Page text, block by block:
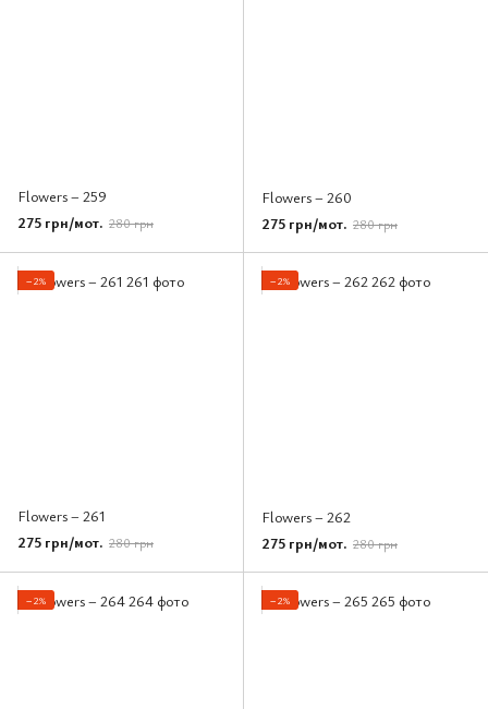
Flowers – 259
275 грн/мот. 280 грн
Flowers – 260
275 грн/мот. 280 грн
−2%
Flowers – 261
275 грн/мот. 280 грн
−2%
Flowers – 262
275 грн/мот. 280 грн
−2% −2%